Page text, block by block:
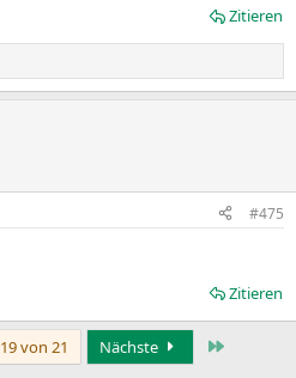
Zitieren
#475
Zitieren
19 von 21 Nächste